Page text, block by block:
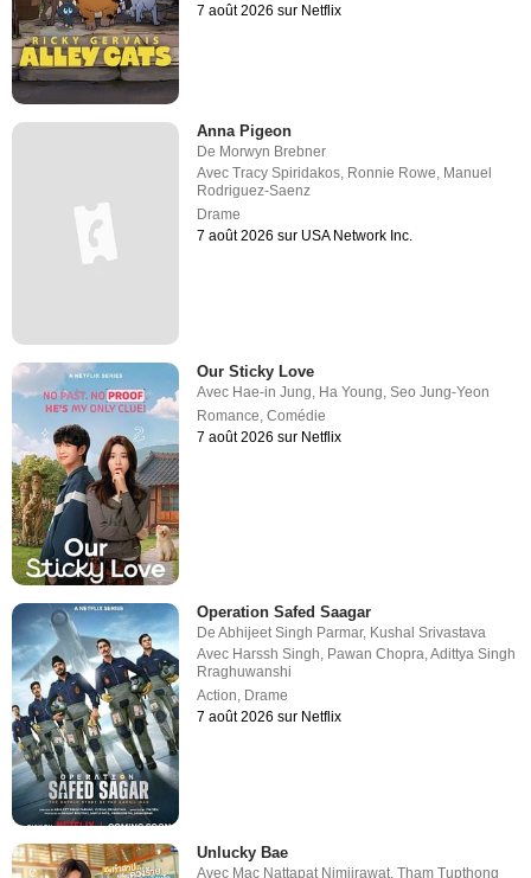
7 août 2026 sur Netflix
Anna Pigeon
De Morwyn Brebner
AvecTracy Spiridakos Ronnie Rowe Manuel
Rodriguez-Saenz
Drame
7 août 2026 sur USA Network Inc.
Our Sticky Love
Avec Hae-in Jung, Ha Young,Seo Jung-Yeon
Romance,Comédie
7 août 2026 sur Netflix
Operation Safed Saagar
DeAbhijeet Singh Parmar, Kushal Srivastava
Avec Harssh Singh, Pawan Chopra,Adittya Singh
Rraghuwanshi
Action, Drame
7 août 2026 sur Netflix
Unlucky Bae
Avec Mac Nattapat Nimjirawat,Tham Tupthong